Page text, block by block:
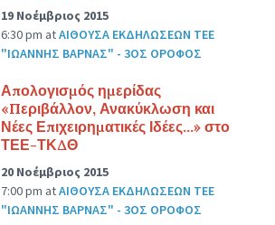
19 Νοέμβριος 2015
6:30 pm atΑΙΘΟΥΣΑ ΕΚΔΗΛΩΣΕΩΝ ΤΕΕ
"ΙΩΑΝΝΗΣ ΒΑΡΝΑΣ" - 3ΟΣ ΟΡΟΦΟΣ
Απολογισμός ημερίδας
«Περιβάλλον, Ανακύκλωση και
Νέες Επιχειρηματικές Ιδέες…» στο
ΤΕΕ-ΤΚΔΘ
20 Νοέμβριος 2015
7:00 pm atΑΙΘΟΥΣΑ ΕΚΔΗΛΩΣΕΩΝ ΤΕΕ
"ΙΩΑΝΝΗΣ ΒΑΡΝΑΣ" - 3ΟΣ ΟΡΟΦΟΣ